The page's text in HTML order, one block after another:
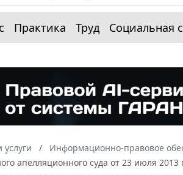
Практика Труд Социальная
Информационно-правовое
апелляционного суда от 23 июля